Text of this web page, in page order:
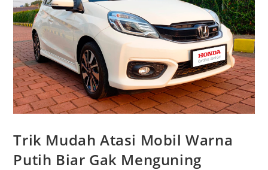
Trik Mudah Atasi Mobil Warna
Putih Biar Gak Menguning